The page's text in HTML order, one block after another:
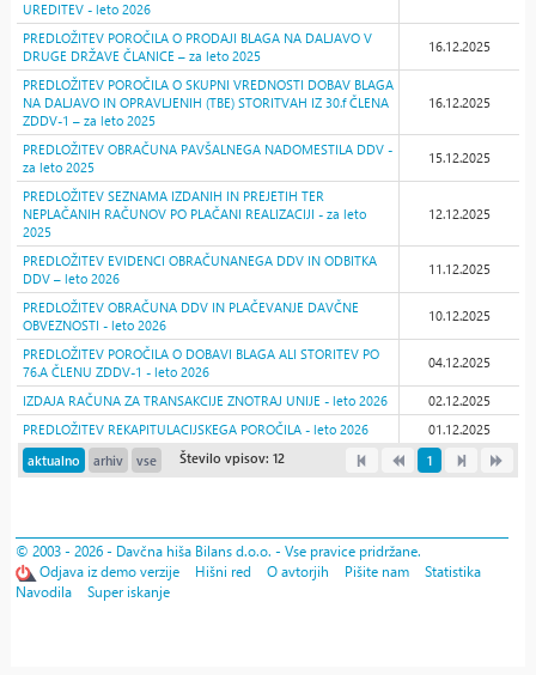
UREDITEV - leto 2026
PREDLOŽITEV POROČILA O PRODAJI BLAGA NA DALJAVO V
DRUGE DRŽAVE ČLANICE – za leto 2025
16.12.2025
PREDLOŽITEV POROČILA O SKUPNI VREDNOSTI DOBAV BLAGA
NA DALJAVO IN OPRAVLJENIH (TBE) STORITVAH IZ 30.f ČLENA
ZDDV-1 – za leto 2025
16.12.2025
PREDLOŽITEV OBRAČUNA PAVŠALNEGA NADOMESTILA DDV -
za leto 2025
15.12.2025
PREDLOŽITEV SEZNAMA IZDANIH IN PREJETIH TER
NEPLAČANIH RAČUNOV PO PLAČANI REALIZACIJI - za leto
2025
12.12.2025
PREDLOŽITEV EVIDENCI OBRAČUNANEGA DDV IN ODBITKA
DDV – leto 2026
11.12.2025
PREDLOŽITEV OBRAČUNA DDV IN PLAČEVANJE DAVČNE
OBVEZNOSTI - leto 2026
10.12.2025
PREDLOŽITEV POROČILA O DOBAVI BLAGA ALI STORITEV PO
76.A ČLENU ZDDV-1 - leto 2026
04.12.2025
IZDAJA RAČUNA ZA TRANSAKCIJE ZNOTRAJ UNIJE - leto 2026
02.12.2025
PREDLOŽITEV REKAPITULACIJSKEGA POROČILA - leto 2026
01.12.2025
aktualno
arhiv vse Število vpisov: 12 1
© 2003 - 2026 - Davčna hiša Bilans d.o.o. - Vse pravice pridržane.
Odjava iz demo verzije
Hišni red O avtorjih Pišite nam
Statistika
Navodila
Super iskanje